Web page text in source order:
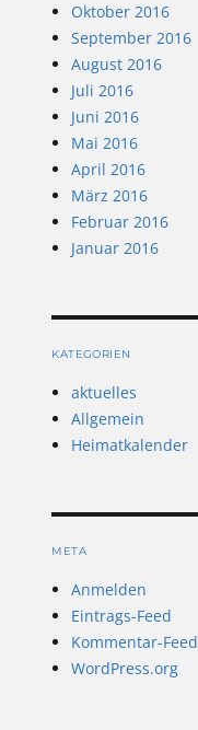
Oktober 2016
September 2016
August 2016
Juli 2016
Juni 2016
Mai 2016
April 2016
März 2016
Februar 2016
Januar 2016
KATEGORIEN
aktuelles
Allgemein
Heimatkalender
META
Anmelden
Eintrags-Feed
Kommentar-Feed
WordPress.org